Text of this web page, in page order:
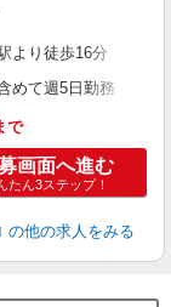
より徒歩16分
めて週5日勤務
で
画面へ進む
たん3ステップ！
の他の求人をみる